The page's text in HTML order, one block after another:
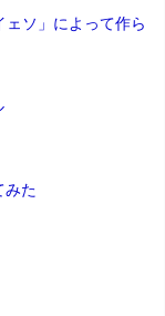
ソ」によって作ら
みた